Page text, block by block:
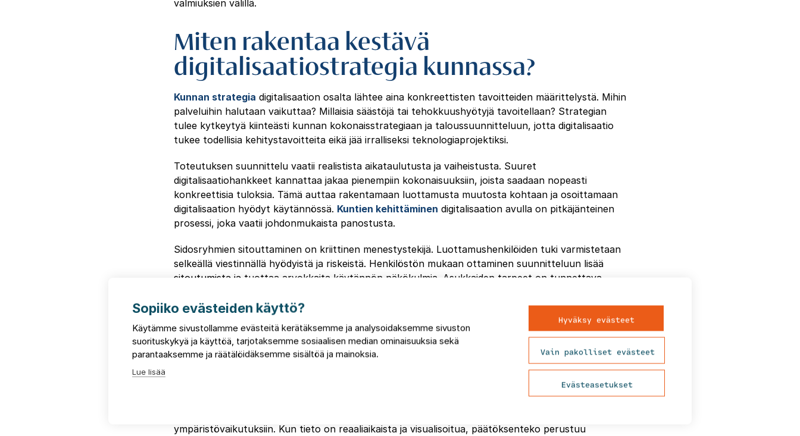
valmiuksien välillä.
Miten rakentaa kestävä
digitalisaatiostrategia kunnassa?
Kunnan strategia digitalisaation osalta lähtee aina konkreettisten tavoitteiden määrittelystä. Mihin
palveluihin halutaan vaikuttaa? Millaisia säästöjä tai tehokkuushyötyjä tavoitellaan? Strategian
tulee kytkeytyä kiinteästi kunnan kokonaisstrategiaan ja taloussuunnitteluun, jotta digitalisaatio
tukee todellisia kehitystavoitteita eikä jää irralliseksi teknologiaprojektiksi.
Toteutuksen suunnittelu vaatii realistista aikataulutusta ja vaiheistusta. Suuret
digitalisaatiohankkeet kannattaa jakaa pienempiin kokonaisuuksiin, joista saadaan nopeasti
konkreettisia tuloksia. Tämä auttaa rakentamaan luottamusta muutosta kohtaan ja osoittamaan
digitalisaation hyödyt käytännössä. Kuntien kehittäminen digitalisaation avulla on pitkäjänteinen
prosessi, joka vaatii johdonmukaista panostusta.
Sidosryhmien sitouttaminen on kriittinen menestystekijä. Luottamushenkilöiden tuki varmistetaan
selkeällä viestinnällä hyödyistä ja riskeistä. Henkilöstön mukaan ottaminen suunnitteluun lisää
sitoutumista ja tuottaa arvokkaita käytännön näkökulmia. Asukkaiden tarpeet on tunnettava,
Teknologiaratkaisut kunnan
päätöksenteon tukena
tarjoavat kuntajohtamiselle työkaluja, jotka muuttavat
päätöksenteon laatua ja nopeutta. Data-analytiikka mahdollistaa syvällisen ymmärryksen kunnan
ympäristövaikutuksiin. Kun tieto on reaaliaikaista ja visualisoitua, päätöksenteko perustuu
Sopiiko evästeiden käyttö?
Käytämme sivustollamme evästeitä kerätäksemme ja analysoidaksemme sivuston
suorituskykyä ja käyttöä, tarjotaksemme sosiaalisen median ominaisuuksia sekä
parantaaksemme ja räätälöidäksemme sisältöä ja mainoksia.
Lue lisää
Hyväksy evästeet
Vain pakolliset evästeet
Evästeasetukset